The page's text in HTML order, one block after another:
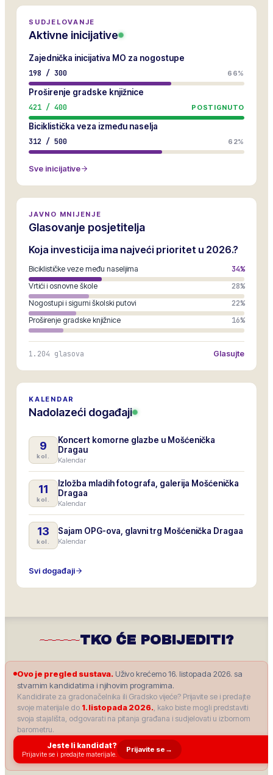
SUDJELOVANJE
Aktivne inicijative
Zajednička inicijativa MO za nogostupe
198 / 300 66%
Proširenje gradske knjižnice
421 / 400 POSTIGNUTO
Biciklistička veza između naselja
312 / 500 62%
Sve inicijative
JAVNO MNIJENJE
Glasovanje posjetitelja
Koja investicija ima najveći prioritet u 2026.?
Biciklističke veze među naseljima 34%
Vrtići i osnovne škole 28%
Nogostupi i sigurni školski putovi 22%
Proširenje gradske knjižnice 16%
1.204 glasova Glasujte
KALENDAR
Nadolazeći događaji
9
kol.
Koncert komorne glazbe u Mošćenička
Dragau
Kalendar
11
kol.
Izložba mladih fotografa, galerija Mošćenička
Dragaa
Kalendar
13
kol.
Sajam OPG-ova, glavni trg Mošćenička Dragaa
Kalendar
Svi događaji
TKO ĆE POBIJEDITI?
Ovo je pregled sustava. Uživo krećemo 16. listopada 2026. sa
stvarnim kandidatima i njihovim programima.
Kandidirate za gradonačelnika ili Gradsko vijeće? Prijavite se i predajte
svoje materijale do 1. listopada 2026., kako biste mogli predstaviti
svoja stajališta, odgovarati na pitanja građana i sudjelovati u izbornom
barometru.
Jeste li kandidat?
Prijavite se i predajte materijale.
Prijavite se →